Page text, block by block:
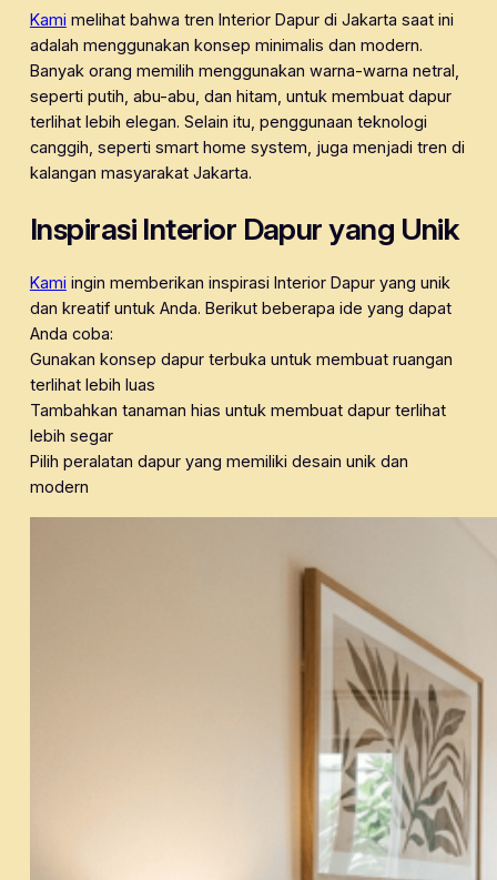
Kami melihat bahwa tren Interior Dapur di Jakarta saat ini
adalah menggunakan konsep minimalis dan modern.
Banyak orang memilih menggunakan warna-warna netral,
seperti putih, abu-abu, dan hitam, untuk membuat dapur
terlihat lebih elegan. Selain itu, penggunaan teknologi
canggih, seperti smart home system, juga menjadi tren di
kalangan masyarakat Jakarta.
Inspirasi Interior Dapur yang Unik
Kami ingin memberikan inspirasi Interior Dapur yang unik
dan kreatif untuk Anda. Berikut beberapa ide yang dapat
Anda coba:
Gunakan konsep dapur terbuka untuk membuat ruangan
terlihat lebih luas
Tambahkan tanaman hias untuk membuat dapur terlihat
lebih segar
Pilih peralatan dapur yang memiliki desain unik dan
modern